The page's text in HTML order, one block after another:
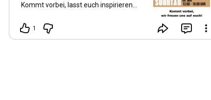
Kommt vorbei, lasst euch inspirieren
Lieblingsstücke – wir freuen uns riesig
auf euch!🥂😊 📍 Ort: Glacis Galerie Neu-
1